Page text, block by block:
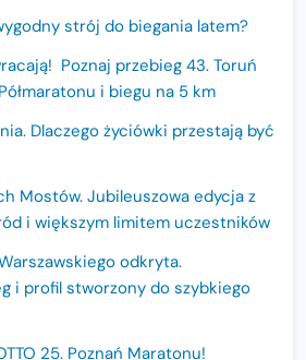
strój do biegania latem?
Poznaj przebieg 43. Toruń
i biegu na 5 km
Dlaczego życiówki przestają być
Mostów. Jubileuszowa edycja z
i większym limitem uczestników
odkryta.
i profil stworzony do szybkiego
25. Poznań Maratonu!